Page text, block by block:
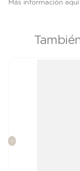
Más información aquí